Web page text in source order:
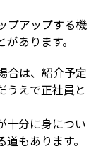
プアップする機
あります。
合は、紹介予定
うえで正社員と
十分に身につい
もあります。